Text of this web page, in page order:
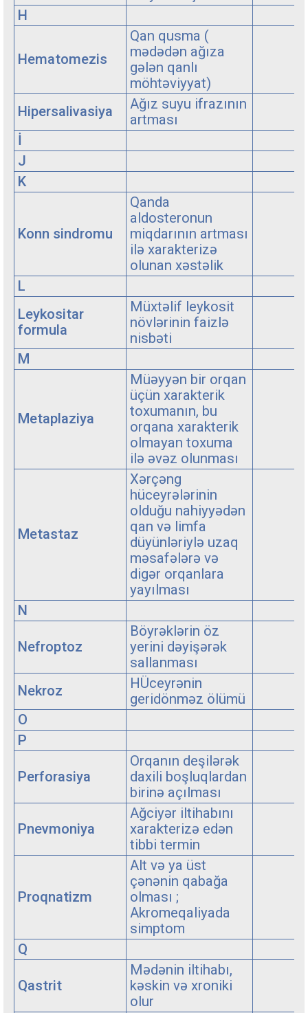
H
Hematomezis
Qan qusma (
mədədən ağıza
gələn qanlı
möhtəviyyat)
Hipersalivasiya
Ağız suyu ifrazının
artması
İ
J
K
Konn sindromu
Qanda
aldosteronun
miqdarının artması
ilə xarakterizə
olunan xəstəlik
L
Leykositar
formula
Müxtəlif leykosit
növlərinin faizlə
nisbəti
M
Metaplaziya
Müəyyən bir orqan
üçün xarakterik
toxumanın, bu
orqana xarakterik
olmayan toxuma
ilə əvəz olunması
Metastaz
Xərçəng
hüceyrələrinin
olduğu nahiyyədən
qan və limfa
düyünləriylə uzaq
məsafələrə və
digər orqanlara
yayılması
N
Nefroptoz
Böyrəklərin öz
yerini dəyişərək
sallanması
Nekroz
HÜceyrənin
geridönməz ölümü
O
P
Perforasiya
Orqanın deşilərək
daxili boşluqlardan
birinə açılması
Pnevmoniya
Ağciyər iltihabını
xarakterizə edən
tibbi termin
Proqnatizm
Alt və ya üst
çənənin qabağa
olması ;
Akromeqaliyada
simptom
Q
Qastrit
Mədənin iltihabı,
kəskin və xroniki
olur